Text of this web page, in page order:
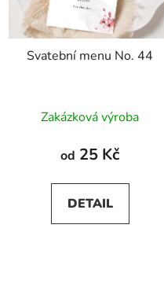
Svatební menu No. 44
Zakázková výroba
od 25 Kč
DETAIL